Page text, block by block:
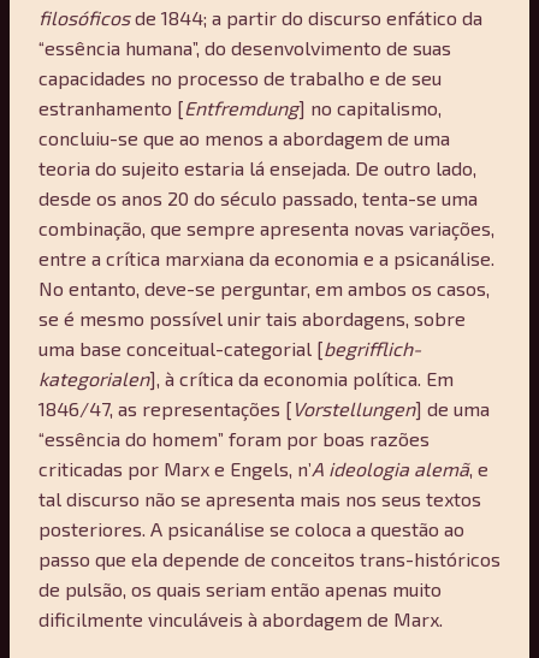
filosóficosde 1844; a partir do discurso enfático da
“essência humana”, do desenvolvimento de suas
capacidades no processo de trabalho e de seu
estranhamento [Entfremdung] no capitalismo,
concluiu-se que ao menos a abordagem de uma
teoria do sujeito estaria lá ensejada. De outro lado,
desde os anos 20 do século passado, tenta-se uma
combinação, que sempre apresenta novas variações,
entre a crítica marxiana da economia e a psicanálise.
No entanto, deve-se perguntar, em ambos os casos,
se é mesmo possível unir tais abordagens, sobre
uma base conceitual-categorial [begrifflich-
kategorialen], à crítica da economia política. Em
1846/47, as representações [ Vorstellungen] de uma
“essência do homem” foram por boas razões
criticadas por Marx e Engels, n’A ideologia alemã, e
tal discurso não se apresenta mais nos seus textos
posteriores. A psicanálise se coloca a questão ao
passo que ela depende de conceitos trans-históricos
de pulsão, os quais seriam então apenas muito
dificilmente vinculáveis à abordagem de Marx.